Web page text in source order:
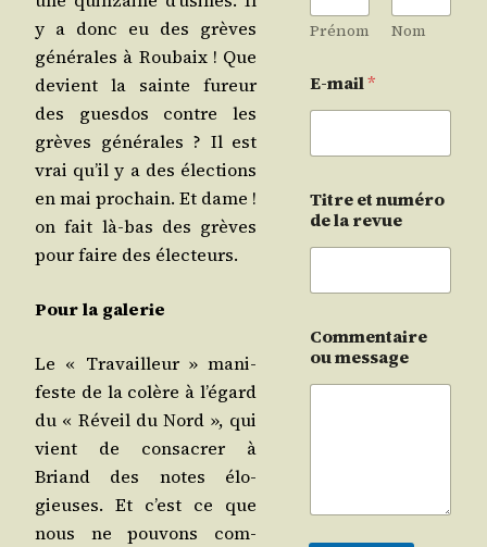
y a donc eu des grèves
géné­rales à Rou­baix ! Que
devient la sainte fureur
des gues­dos contre les
grèves géné­rales ? Il est
vrai qu’il y a des élec­tions
en mai pro­chain. Et dame !
on fait là-bas des grèves
pour faire des électeurs.
Pour la galerie
Le « Tra­vailleur » mani­
feste de la colère à l’é­gard
du « Réveil du Nord », qui
vient de consa­crer à
Briand des notes élo­
gieuses. Et c’est ce que
nous ne pou­vons com­
Prénom Nom
E-mail*
Titre et numéro
de la revue
Commentaire
ou message